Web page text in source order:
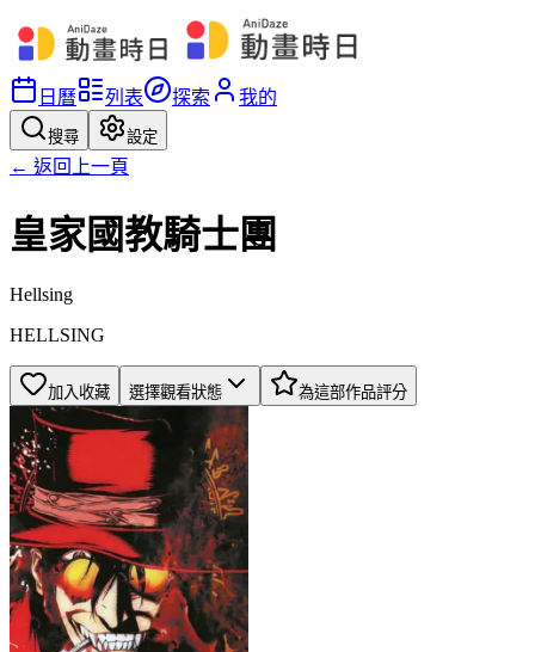
日曆 列表 探索 我的
搜尋 設定
← 返回上一頁
皇家國教騎士團
Hellsing
HELLSING
加入收藏 選擇觀看狀態 為這部作品評分